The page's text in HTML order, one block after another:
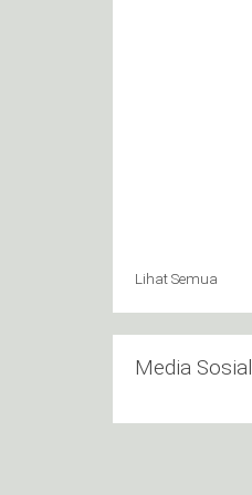
Lihat Semua
Media Sosial